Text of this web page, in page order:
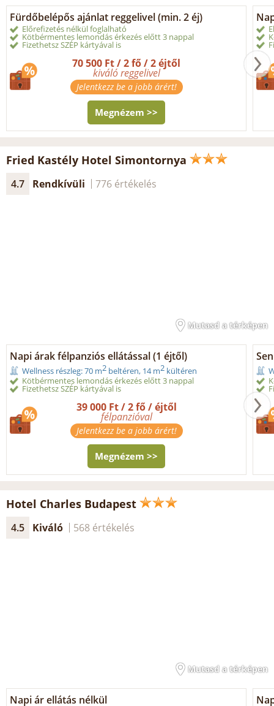
Fürdőbelépős ajánlat reggelivel (min. 2 éj)
Előrefizetés nélkül foglalható
Kötbérmentes lemondás érkezés előtt 3 nappal
Fizethetsz SZÉP kártyával is
70 500 Ft / 2 fő / 2 éjtől
kiváló reggelivel
Jelentkezz be a jobb árért!
Megnézem >>
Fried Kastély Hotel Simontornya
4.7 Rendkívüli 776 értékelés
Mutasd a térképen
Napi árak félpanziós ellátással (1 éjtől)
Wellness részleg: 70 m2 beltéren, 14 m2 kültéren
Kötbérmentes lemondás érkezés előtt 3 nappal
Fizethetsz SZÉP kártyával is
39 000 Ft / 2 fő / éjtől
félpanzióval
Jelentkezz be a jobb árért!
Megnézem >>
Hotel Charles Budapest
4.5 Kiváló 568 értékelés
Mutasd a térképen
Napi ár ellátás nélkül